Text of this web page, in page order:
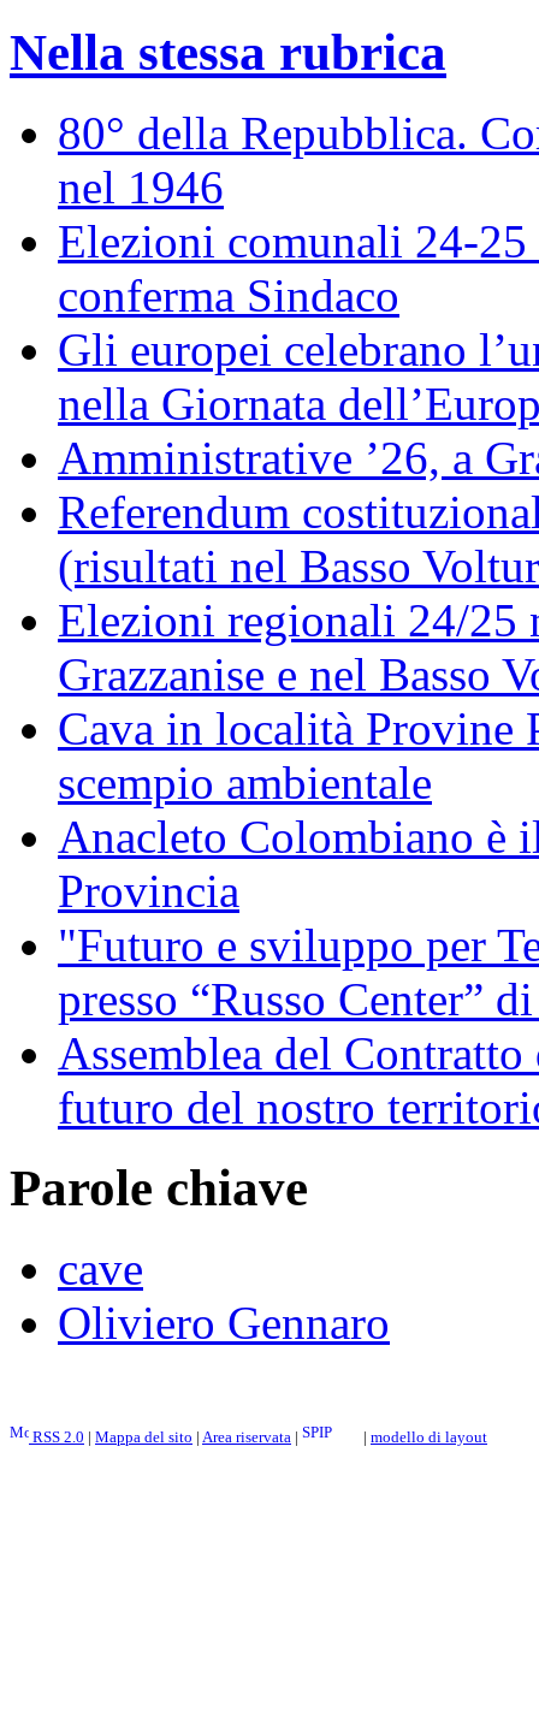
Nella stessa rubrica
80° della Repubblica.
nel 1946
Elezioni comunali 24-
conferma Sindaco
Gli europei celebrano
nella Giornata
Amministrative ’26, a
Referendum
(risultati nel Basso
Elezioni regionali 24/
Grazzanise e nel Basso
Cava in località Provine
scempio ambientale
Anacleto Colombiano è
Provincia
"Futuro e sviluppo per
presso “Russo Center”
Assemblea del
futuro del nostro
Parole chiave
cave
Oliviero Gennaro
RSS 2.0 | Mappa del sito | Area riservata | | modello di layout